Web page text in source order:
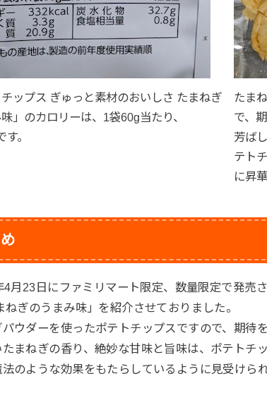
チップス ぎゅっと素材のおいしさ たまねぎ
」のカロリーは、1袋60g当たり、
。
たま
で、
芳ば
テト
に昇
4月23日にファミリマート限定、数量限定で発売
ねぎのうまみ味」を紹介させておりました。
ウダーを使ったポテトチップスですので、期待
たまねぎの香り、絶妙な甘味と旨味は、ポテトチ
のような効果をもたらしているように見受けられ